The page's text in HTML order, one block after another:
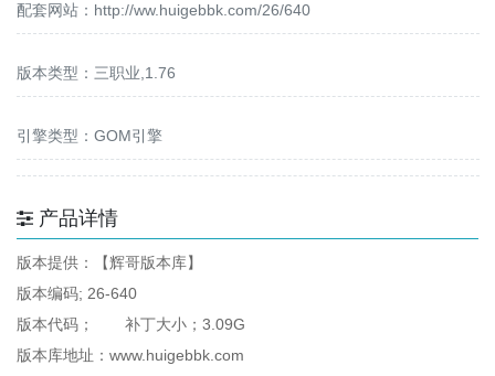
配套网站： http://ww.huigebbk.com/26/640
版本类型：三职业,1.76
引擎类型：GOM引擎
产品详情
版本提供：【辉哥版本库】
版本编码; 26-640
版本代码； 补丁大小；3.09G
版本库地址：www.huigebbk.com